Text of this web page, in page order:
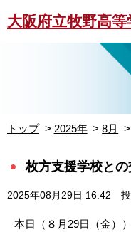
大阪府立牧野高等
トップ 2025年 8月
枚方支援学校と
2025年08月29日 16:42
本日（８月29日（金）